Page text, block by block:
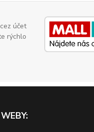
účet
rýchlo